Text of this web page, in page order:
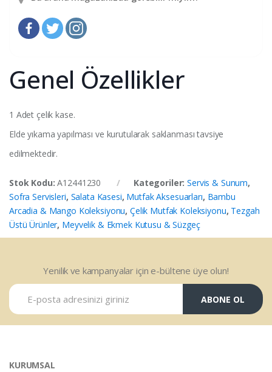
Genel Özellikler
1 Adet çelik kase.
Elde yıkama yapılması ve kurutularak saklanması tavsiye
edilmektedir.
Stok Kodu:A12441230 Kategoriler:Servis & Sunum,
Sofra Servisleri, Salata Kasesi, Mutfak Aksesuarları, Bambu
Arcadia & Mango Koleksiyonu, Çelik Mutfak Koleksiyonu, Tezgah
Üstü Ürünler, Meyvelik & Ekmek Kutusu & Süzgeç
Yenilik ve kampanyalar için e-bültene üye olun!
ABONE OL
KURUMSAL